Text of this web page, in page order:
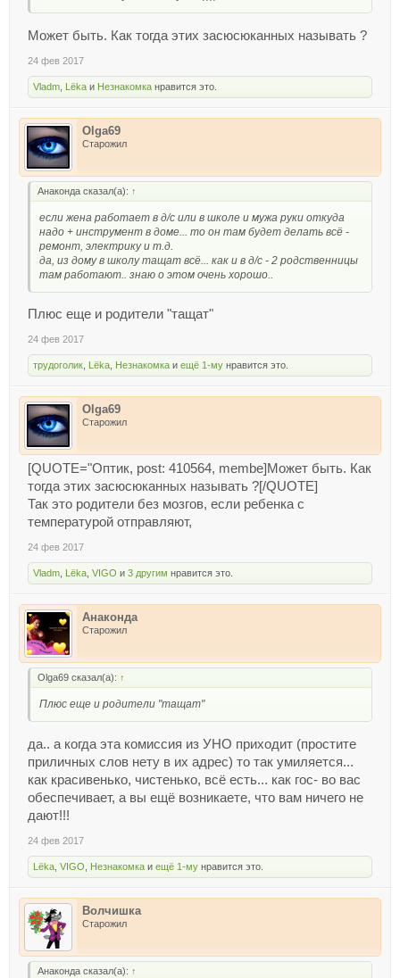
Может быть. Как тогда этих засюсюканных называть ?
24 фев 2017
Vladm Lёka и Незнакомка нравится это.
Olga69
Старожил
Анаконда сказал(а): ↑
если жена работает в д/с или в школе и мужа руки откуда
надо + инструмент в доме... то он там будет делать всё -
ремонт, электрику и т.д.
да, из дому в школу тащат всё... как и в д/с - 2 родственницы
там работают.. знаю о этом очень хорошо..
Плюс еще и родители "тащат"
24 фев 2017
трудоголик Lёka Незнакомка и ещё 1-му нравится это.
Olga69
Старожил
[QUOTE="Оптик, post: 410564, membe]Может быть. Как
тогда этих засюсюканных называть ?[/QUOTE]
Так это родители без мозгов, если ребенка с
температурой отправляют,
24 фев 2017
Vladm Lёka VIGO и 3 другим нравится это.
Анаконда
Старожил
Olga69 сказал(а): ↑
Плюс еще и родители "тащат"
да.. а когда эта комиссия из УНО приходит (простите
приличных слов нету в их адрес) то так умиляется...
как красивенько, чистенько, всё есть... как гос- во вас
обеспечивает, а вы ещё возникаете, что вам ничего не
дают!!!
24 фев 2017
Lёka VIGO Незнакомка и ещё 1-му нравится это.
Волчишка
Старожил
Анаконда сказал(а): ↑